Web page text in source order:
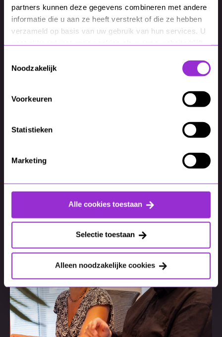
partners kunnen deze gegevens combineren met andere
informatie die u aan ze heeft verstrekt of die ze hebben
verzameld op basis van uw gebruik van hun services. U
Noodzakelijk
Voorkeuren
Statistieken
Marketing
Alle cookies toestaan
Selectie toestaan
Alleen noodzakelijke cookies
AI
De ratrace tussen de
techgiganten: inzet op AI-
agents